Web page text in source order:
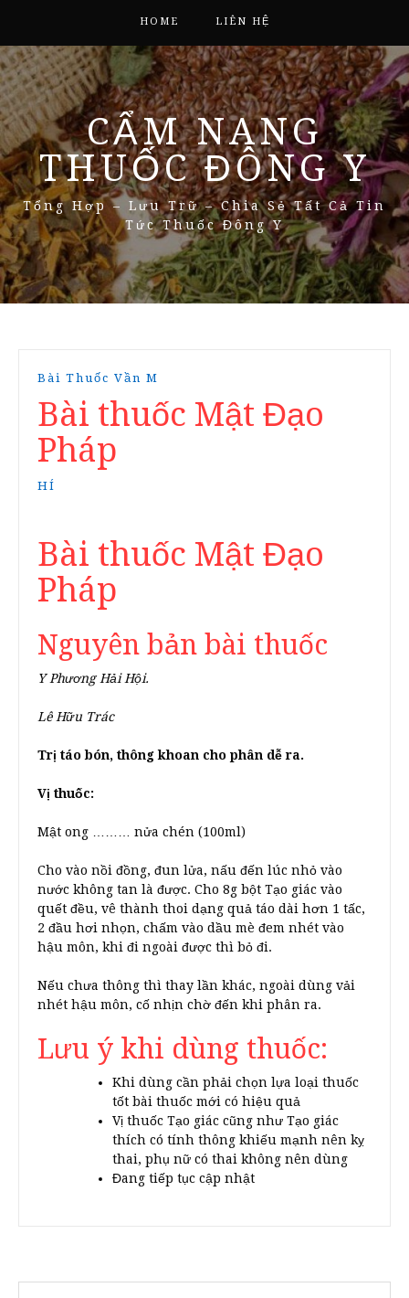
HOME LIÊN HỆ
CẨM NANG
THUỐC ĐÔNG Y
Tổng Hợp – Lưu Trữ – Chia Sẻ Tất Cả Tin
Tức Thuốc Đông Y
Bài Thuốc Vần M
Bài thuốc Mật Đạo
Pháp
HÍ
Bài thuốc Mật Đạo
Pháp
Nguyên bản bài thuốc
Y Phương Hải Hội.
Lê Hữu Trác
Trị táo bón, thông khoan cho phân dễ ra.
Vị thuốc:
Mật ong ……… nửa chén (100ml)
Cho vào nồi đồng, đun lửa, nấu đến lúc nhỏ vào
nước không tan là được. Cho 8g bột Tạo giác vào
quết đều, vê thành thoi dạng quả táo dài hơn 1 tấc,
2 đầu hơi nhọn, chấm vào dầu mè đem nhét vào
hậu môn, khi đi ngoài được thì bỏ đi.
Nếu chưa thông thì thay lần khác, ngoài dùng vải
nhét hậu môn, cố nhịn chờ đến khi phân ra.
Lưu ý khi dùng thuốc:
Khi dùng cần phải chọn lựa loại thuốc
tốt bài thuốc mới có hiệu quả
Vị thuốc Tạo giác cũng như Tạo giác
thích có tính thông khiếu mạnh nên kỵ
thai, phụ nữ có thai không nên dùng
Đang tiếp tục cập nhật